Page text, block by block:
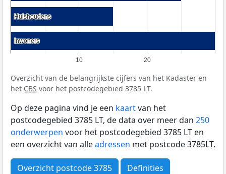
10 20
Huishoudens
Huishoudens
Inwoners
Inwoners
Overzicht van de belangrijkste cijfers van het Kadaster en
het CBS voor het postcodegebied 3785 LT.
Op deze pagina vind je een kaartvan het
postcodegebied 3785 LT, de data over meer dan 250
onderwerpen voor het postcodegebied 3785 LT en
een overzicht van alleadressen met postcode 3785LT.
Overzicht postcode 3785 Definities